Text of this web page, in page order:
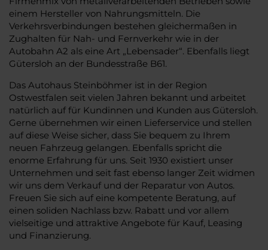
einem Hersteller von Nahrungsmitteln. Die
Verkehrsverbindungen bestehen gleichermaßen in
Zughalten für Nah- und Fernverkehr wie in der
Autobahn A2 als eine Art „Lebensader“. Ebenfalls liegt
Gütersloh an der Bundesstraße B61.
Das Autohaus Steinböhmer ist in der Region
Ostwestfalen seit vielen Jahren bekannt und arbeitet
natürlich auf für Kundinnen und Kunden aus Gütersloh.
Gerne übernehmen wir einen Lieferservice und stellen
auf diese Weise sicher, dass Sie bequem zu Ihrem
neuen Fahrzeug gelangen. Ebenfalls spricht die
enorme Erfahrung für uns. Seit 1930 existiert unser
Unternehmen und seit fast ebenso langer Zeit widmen
wir uns dem Verkauf und der Reparatur von Autos.
Freuen Sie sich auf eine kompetente Beratung, auf
einen soliden Nachlass bzw. Rabatt und vor allem
vielseitige und attraktive Angebote für Kauf, Leasing
und Finanzierung.